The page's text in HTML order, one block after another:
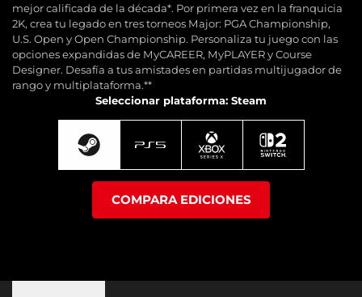
mejor calificada de la década*. Por primera vez en la franquicia
2K, crea tu legado en tres torneos Major: PGA Championship,
U.S. Open y Open Championship. Personaliza tu juego con las
opciones expandidas de MyCAREER, MyPLAYER y Course
Designer. Desafía a tus amistades en partidas multijugador de
rango y multiplataforma.**
Seleccionar plataforma: Steam
COMPARA EDICIONES